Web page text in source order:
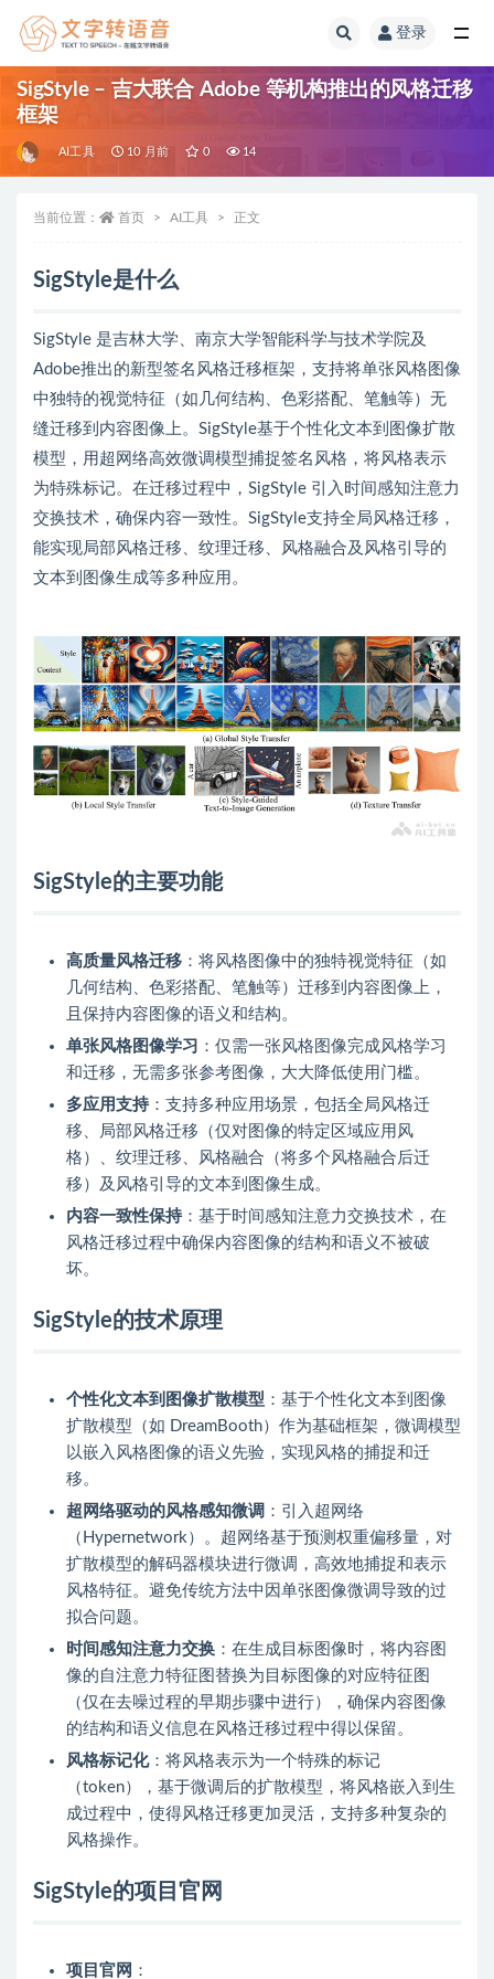
登录
SigStyle – 吉大联合 Adobe 等机构推出的风格迁移
框架
AI工具 10 月前 0 14
当前位置： 首页 AI工具 正文
SigStyle是什么
SigStyle 是吉林大学、南京大学智能科学与技术学院及
Adobe推出的新型签名风格迁移框架，支持将单张风格图像
中独特的视觉特征（如几何结构、色彩搭配、笔触等）无
缝迁移到内容图像上。SigStyle基于个性化文本到图像扩散
模型，用超网络高效微调模型捕捉签名风格，将风格表示
为特殊标记。在迁移过程中，SigStyle 引入时间感知注意力
交换技术，确保内容一致性。SigStyle支持全局风格迁移，
能实现局部风格迁移、纹理迁移、风格融合及风格引导的
文本到图像生成等多种应用。
SigStyle的主要功能
高质量风格迁移 ：将风格图像中的独特视觉特征（如
几何结构、色彩搭配、笔触等）迁移到内容图像上，
且保持内容图像的语义和结构。
单张风格图像学习 ：仅需一张风格图像完成风格学习
和迁移，无需多张参考图像，大大降低使用门槛。
多应用支持：支持多种应用场景，包括全局风格迁
移、局部风格迁移（仅对图像的特定区域应用风
格）、纹理迁移、风格融合（将多个风格融合后迁
移）及风格引导的文本到图像生成。
内容一致性保持：基于时间感知注意力交换技术，在
风格迁移过程中确保内容图像的结构和语义不被破
坏。
SigStyle的技术原理
个性化文本到图像扩散模型 ：基于个性化文本到图像
扩散模型（如 DreamBooth）作为基础框架，微调模型
以嵌入风格图像的语义先验，实现风格的捕捉和迁
移。
超网络驱动的风格感知微调 ：引入超网络
（Hypernetwork）。超网络基于预测权重偏移量，对
扩散模型的解码器模块进行微调，高效地捕捉和表示
风格特征。避免传统方法中因单张图像微调导致的过
拟合问题。
时间感知注意力交换 ：在生成目标图像时，将内容图
像的自注意力特征图替换为目标图像的对应特征图
（仅在去噪过程的早期步骤中进行），确保内容图像
的结构和语义信息在风格迁移过程中得以保留。
风格标记化：将风格表示为一个特殊的标记
（token），基于微调后的扩散模型，将风格嵌入到生
成过程中，使得风格迁移更加灵活，支持多种复杂的
风格操作。
SigStyle的项目官网
项目官网 ：